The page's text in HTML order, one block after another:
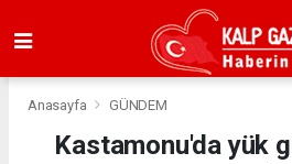
Anasayfa GÜNDEM
Kastamonu'da yük